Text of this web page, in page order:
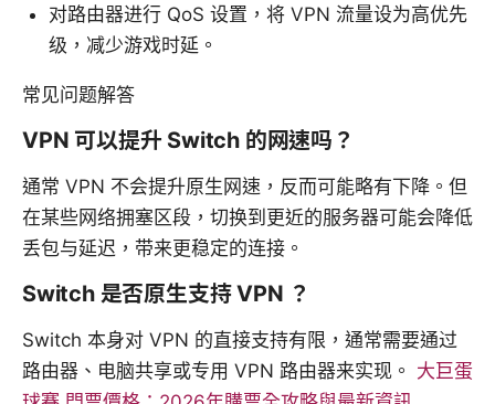
对路由器进行 QoS 设置，将 VPN 流量设为高优先
级，减少游戏时延。
常见问题解答
VPN 可以提升 Switch 的网速吗？
通常 VPN 不会提升原生网速，反而可能略有下降。但
在某些网络拥塞区段，切换到更近的服务器可能会降低
丢包与延迟，带来更稳定的连接。
Switch 是否原生支持 VPN ？
Switch 本身对 VPN 的直接支持有限，通常需要通过
路由器、电脑共享或专用 VPN 路由器来实现。 大巨蛋